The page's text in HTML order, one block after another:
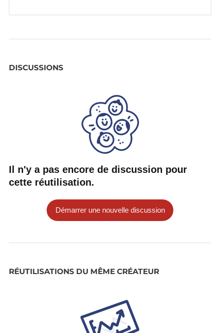
DISCUSSIONS
Il n'y a pas encore de discussion pour
cette réutilisation.
Démarrer une nouvelle discussion
RÉUTILISATIONS DU MÊME CRÉATEUR